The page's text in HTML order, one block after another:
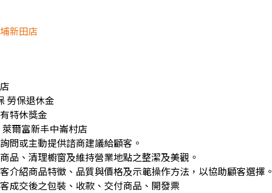
新田店
勞保退休金
特休獎金
爾富新丰中崙村店
問或主動提供諮商建議給顧客。
品、清理櫥窗及維持營業地點之整潔及美觀。
介紹商品特徵、品質與價格及示範操作方法，以協助顧客選擇。
成交後之包裝、收款、交付商品、開發票